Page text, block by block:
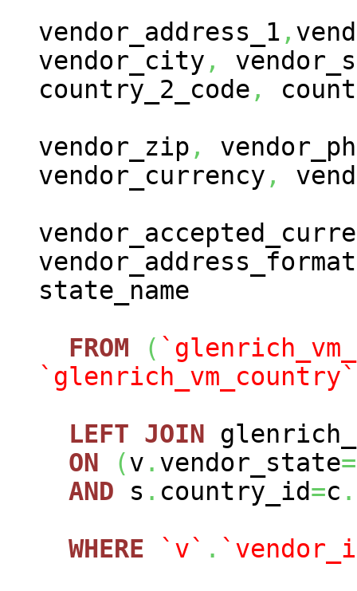
vendor_address_1 ,
vendor_city ,
country_2_code ,
vendor_zip ,
vendor_currency ,
vendor_address_format
state_name
FROM
(
`glenrich_vm_country`
LEFT JOIN
ON
(v . vendor_state=
AND s . country_id=c .
WHERE
`v` .